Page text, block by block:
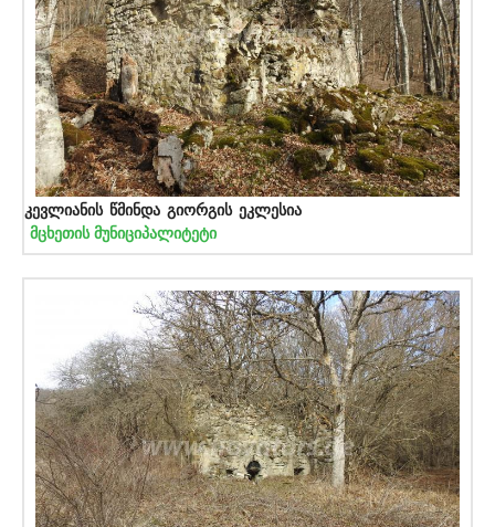
კევლიანის წმინდა გიორგის ეკლესია
მცხეთის მუნიციპალიტეტი